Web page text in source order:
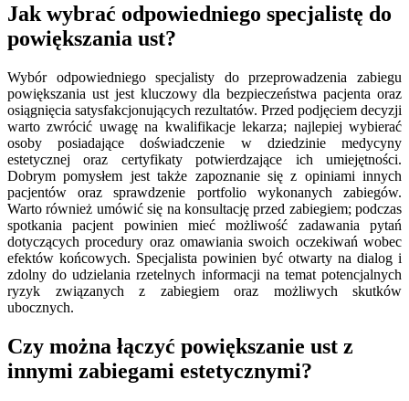
Jak wybrać odpowiedniego specjalistę do
powiększania ust?
Wybór odpowiedniego specjalisty do przeprowadzenia zabiegu
powiększania ust jest kluczowy dla bezpieczeństwa pacjenta oraz
osiągnięcia satysfakcjonujących rezultatów. Przed podjęciem decyzji
warto zwrócić uwagę na kwalifikacje lekarza; najlepiej wybierać
osoby posiadające doświadczenie w dziedzinie medycyny
estetycznej oraz certyfikaty potwierdzające ich umiejętności.
Dobrym pomysłem jest także zapoznanie się z opiniami innych
pacjentów oraz sprawdzenie portfolio wykonanych zabiegów.
Warto również umówić się na konsultację przed zabiegiem; podczas
spotkania pacjent powinien mieć możliwość zadawania pytań
dotyczących procedury oraz omawiania swoich oczekiwań wobec
efektów końcowych. Specjalista powinien być otwarty na dialog i
zdolny do udzielania rzetelnych informacji na temat potencjalnych
ryzyk związanych z zabiegiem oraz możliwych skutków
ubocznych.
Czy można łączyć powiększanie ust z
innymi zabiegami estetycznymi?